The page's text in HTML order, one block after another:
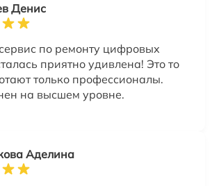
Денис
по ремонту цифровых
приятно удивлена! Это то
только профессионалы.
на высшем уровне.
Аделина